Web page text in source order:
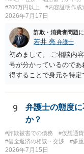
#200万円以上
#内容証明作成
2026年7月17日
詐欺・消費者問題
若井 亮 弁護士
初めまして。 ご相談内
号が分かっているので
得することで身元を特
ろです。 LINEについて
りますが、携帯電話の
を特定した後は、返金
本的に贈与に該当する
当方に返金の理屈がある
た金額について、裏付け
9
弁護士の態度
か？
#詐欺被害での債務 #仮想通
#借金返済の相談・交渉
#多
2026年7月15日